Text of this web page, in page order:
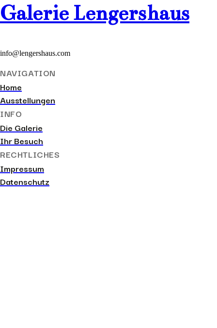
Galerie Lengershaus
info@lengershaus.com
NAVIGATION
Home
Ausstellungen
INFO
Die Galerie
Ihr Besuch
RECHTLICHES
Impressum
Datenschutz